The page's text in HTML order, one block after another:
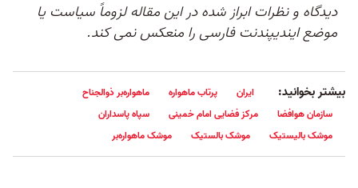
دیدگاه و نظرات ابراز شده در این مقاله لزوماً سیاست یا
موضع ایندیپندنت فارسی را منعکس نمی کند.
بیشتر بخوانید: ایران پرتاب ماهواره
ماهواره‌بر ذوالجناح
سازمان هوافضا
مرکز فضایی امام خمینی
سپاه پاسداران
موشک بالیستیک
موشک بالستیک موشک ماهواره‌بر